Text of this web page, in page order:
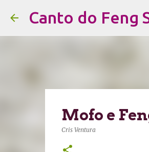
Canto do Feng
Mofo e
Cris Ventura